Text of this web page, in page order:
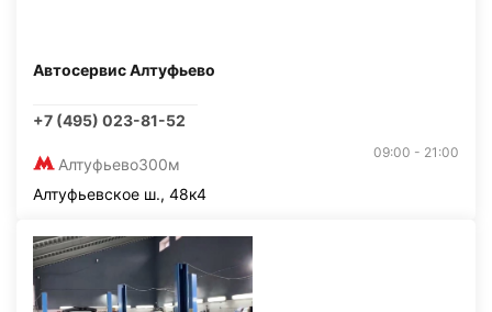
Автосервис Алтуфьево
+7 (495) 023-81-52
Алтуфьево300м
09:00 - 21:00
Алтуфьевское ш., 48к4